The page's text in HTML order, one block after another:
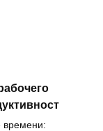
времени: